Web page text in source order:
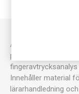
Använd alternativa
pulver inte fungerar.
Innehåller material
lärarhandledning